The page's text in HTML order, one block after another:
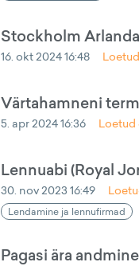
Stockholm
16. okt 2024 16:48
Värtahamneni
5. apr 2024 16:36 Loetud
Lennuabi (Royal
30. nov 2023 16:49
Lendamine ja lennufirmad
Pagasi ära